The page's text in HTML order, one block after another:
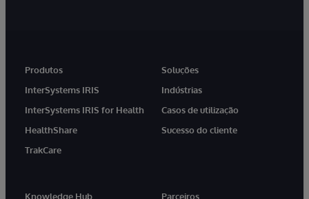
Produtos
InterSystems IRIS
InterSystems IRIS for Health
HealthShare
TrakCare
Soluções
Indústrias
Casos de utilização
Sucesso do cliente
Knowledge Hub
Parceiros